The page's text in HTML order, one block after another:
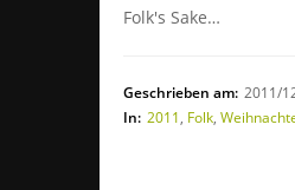
Folk's Sake…
Geschrieben am: 2011/
In: 2011, Folk,